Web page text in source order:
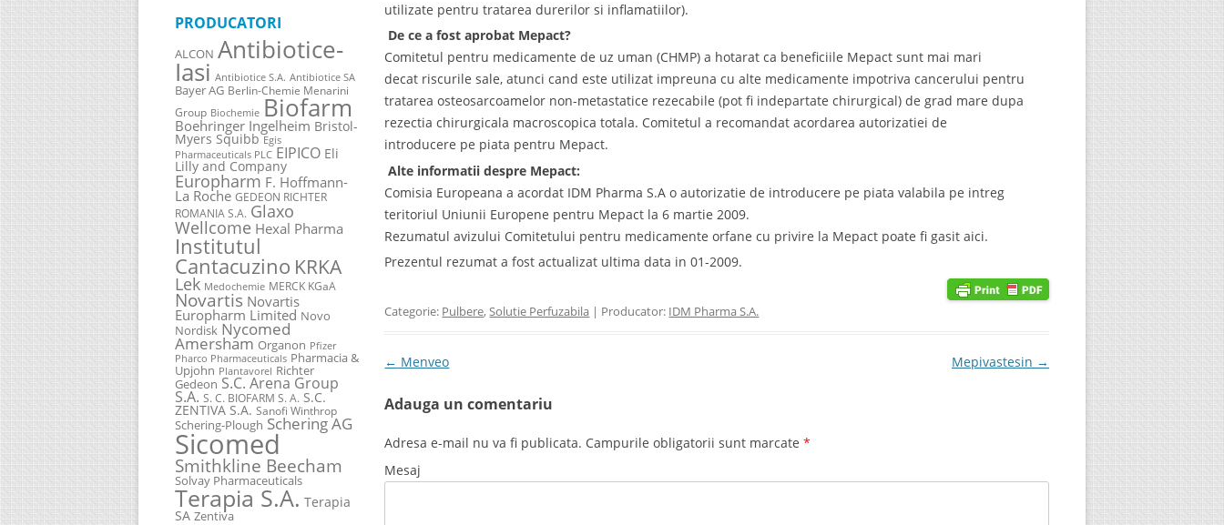
utilizate pentru tratarea durerilor si inflamatiilor).
De ce a fost aprobat Mepact?
Comitetul pentru medicamente de uz uman (CHMP) a hotarat ca beneficiile Mepact sunt mai mari
decat riscurile sale, atunci cand este utilizat impreuna cu alte medicamente impotriva cancerului pentru
tratarea osteosarcoamelor non-metastatice rezecabile (pot fi indepartate chirurgical) de grad mare dupa
rezectia chirurgicala macroscopica totala. Comitetul a recomandat acordarea autorizatiei de
introducere pe piata pentru Mepact.
Alte informatii despre Mepact:
Comisia Europeana a acordat IDM Pharma S.A o autorizatie de introducere pe piata valabila pe intreg
teritoriul Uniunii Europene pentru Mepact la 6 martie 2009.
Rezumatul avizului Comitetului pentru medicamente orfane cu privire la Mepact poate fi gasit aici.
Prezentul rezumat a fost actualizat ultima data in 01-2009.
Categorie: Pulbere,Solutie Perfuzabila | Producator: IDM Pharma S.A.
Post navigation
← Menveo Mepivastesin →
Adauga un comentariu
Adresa e-mail nu va fi publicata. Campurile obligatorii sunt marcate*
Mesaj
PRODUCATORI
ALCON Antibiotice-
Iasi Antibiotice S.A. Antibiotice SA
Bayer AG Berlin-Chemie Menarini
Group Biochemie Biofarm
Boehringer Ingelheim Bristol-
Myers Squibb Egis
Pharmaceuticals PLC EIPICO Eli
Lilly and Company
Europharm F. Hoffmann-
La Roche GEDEON RICHTER
ROMANIA S.A. Glaxo
Wellcome Hexal Pharma
Institutul
Cantacuzino KRKA
Lek Medochemie MERCK KGaA
Novartis Novartis
Europharm Limited Novo
Nordisk Nycomed
Amersham Organon Pfizer
Pharco Pharmaceuticals Pharmacia &
Upjohn Plantavorel Richter
Gedeon S.C. Arena Group
S.A. S. C. BIOFARM S. A. S.C.
ZENTIVA S.A. Sanofi Winthrop
Schering-Plough Schering AG
Sicomed
Smithkline Beecham
Solvay Pharmaceuticals
Terapia S.A. Terapia
SA Zentiva